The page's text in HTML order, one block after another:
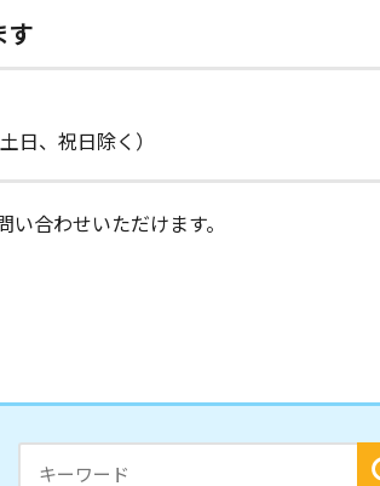
す
日、祝日除く）
合わせいただけます。